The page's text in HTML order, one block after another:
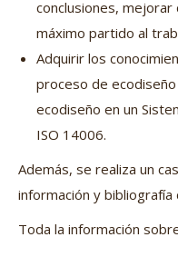
conclusiones, mejorar
máximo partido al
Adquirir los
proceso de
ecodiseño en un
ISO 14006.
Además, se realiza un
información y bibliografía
Toda la información